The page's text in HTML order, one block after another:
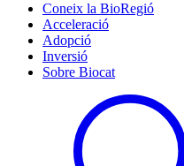
Coneix la BioRegió
Acceleració
Adopció
Inversió
Sobre Biocat